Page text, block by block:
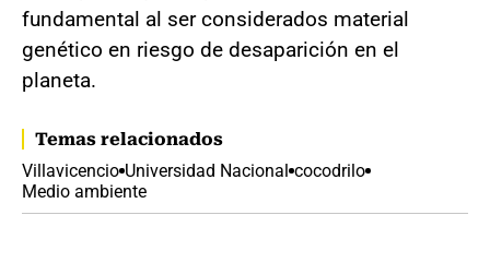
fundamental al ser considerados material
genético en riesgo de desaparición en el
planeta.
Temas relacionados
Villavicencio Universidad Nacional cocodrilo
Medio ambiente